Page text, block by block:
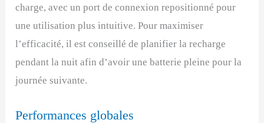
charge, avec un port de connexion repositionné pour
une utilisation plus intuitive. Pour maximiser
l’efficacité, il est conseillé de planifier la recharge
pendant la nuit afin d’avoir une batterie pleine pour la
journée suivante.
Performances globales